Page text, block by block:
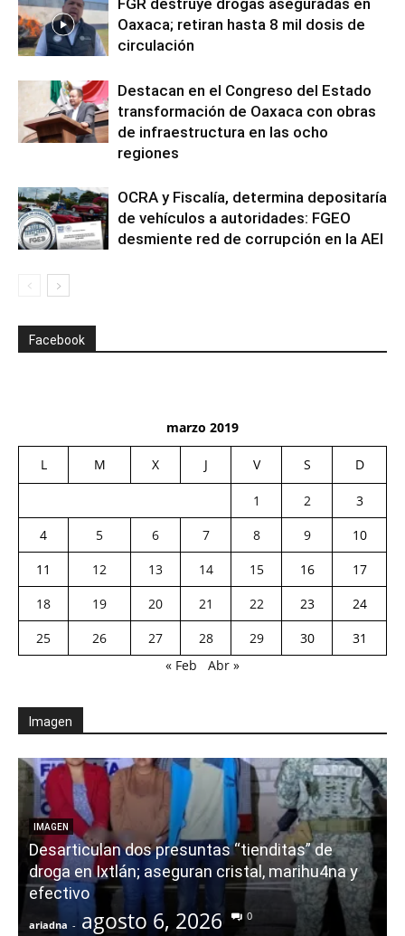
FGR destruye drogas aseguradas en
Oaxaca; retiran hasta 8 mil dosis de
circulación
Destacan en el Congreso del Estado
transformación de Oaxaca con obras
de infraestructura en las ocho
regiones
OCRA y Fiscalía, determina depositaría
de vehículos a autoridades: FGEO
desmiente red de corrupción en la AEI
Facebook
marzo 2019
L M X J V S D
1 2
3
4
5 6 7 8 9
10
11
12 13 14 15 16
17
18
19 20 21 22 23
24
25
26 27 28 29 30
31
« Feb
Abr »
Imagen
IMAGEN
Desarticulan dos presuntas “tienditas” de
droga en Ixtlán; aseguran cristal, marihu4na y
efectivo
ariadna - agosto 6, 2026 0